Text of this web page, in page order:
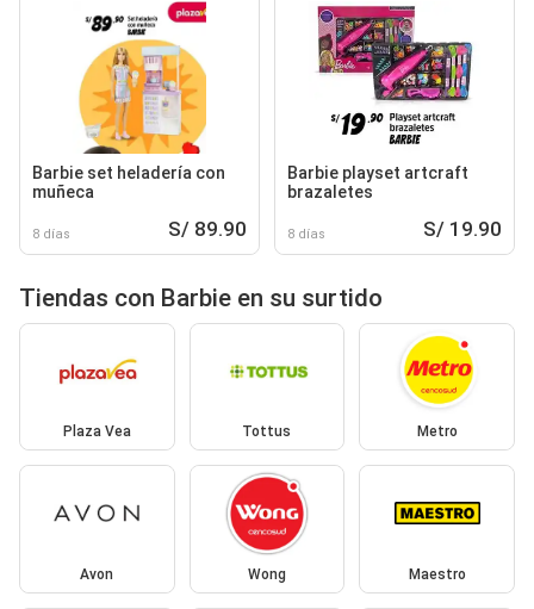
Barbie set heladería con
muñeca
8 días S/ 89.90
Barbie playset artcraft
brazaletes
8 días S/ 19.90
Tiendas con Barbie en su surtido
Plaza Vea Tottus Metro
Avon Wong Maestro